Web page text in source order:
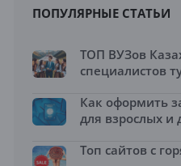
ПОПУЛЯРНЫЕ СТАТЬИ
ТОП ВУЗов
специалистов
Как оформить
для взрослых и
Топ сайтов с